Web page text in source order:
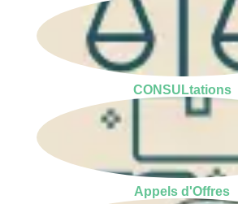
CONSULtations
Appels d'Offres